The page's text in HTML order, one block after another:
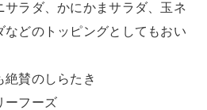
サラダ、かにかまサラダ、玉ネ
などのトッピングとしてもおい
絶賛のしらたき
ーフーズ